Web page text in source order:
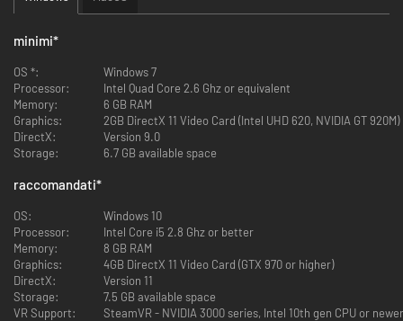
nuovi look.
Avventurati in cerca della verità!
strampalata combriccola di amici di Liz e sui misteri di Isola
Snakeronte.
Torna per fare il bis!
Scova le missioni secondarie ed esci dal
sentiero battuto per sfidare gli spaventosi Bugsnax extralarge!
Fa' come se fossi a casa tua!Supera le sfide che riceverai nella
cassetta della posta, raccogli decorazioni, abbellisci la tua capanna
e metti un cappello sulla testa dei tuoi Snax preferiti!
minimi*
OS *:
Windows 7
Processor:
Intel Quad Core 2.6 Ghz or equivalent
Memory:
6 GB RAM
Graphics:
2GB DirectX 11 Video Card (Intel UHD 620, NVIDIA GT 920M)
DirectX:
Version 9.0
Storage:
6.7 GB available space
raccomandati*
OS:
Windows 10
Processor:
Intel Core i5 2.8 Ghz or better
Memory:
8 GB RAM
Graphics:
4GB DirectX 11 Video Card (GTX 970 or higher)
DirectX:
Version 11
Storage:
7.5 GB available space
VR Support:
SteamVR - NVIDIA 3000 series, Intel 10th gen CPU or